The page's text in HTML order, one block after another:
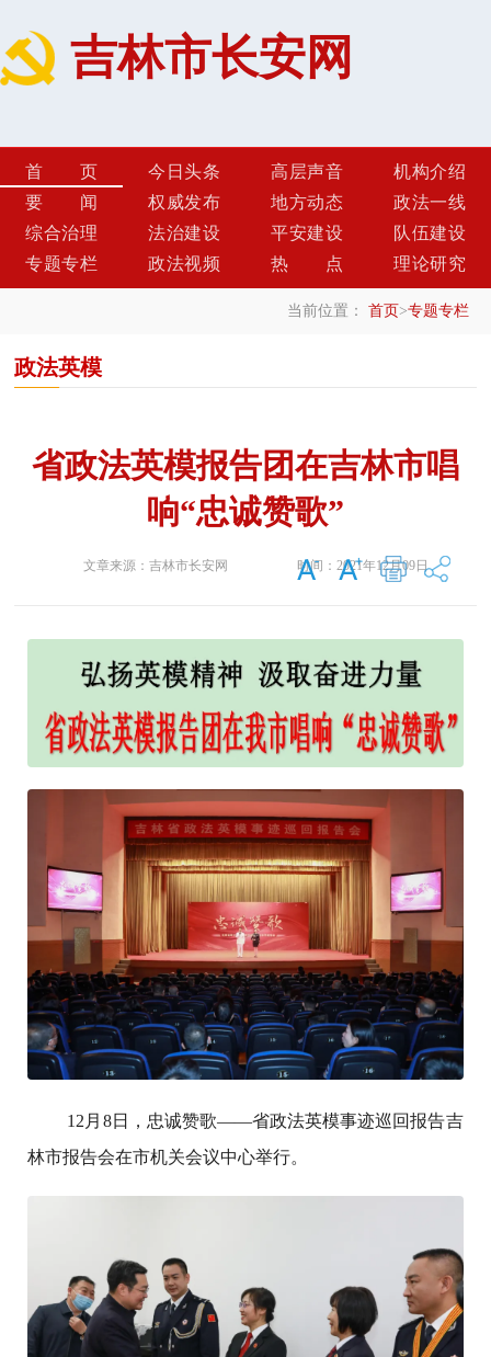
吉林市长安网
首页 今日头条 高层声音
机构介绍
要闻
权威发布 地方动态
政法一线
综合治理
法治建设 平安建设
队伍建设
专题专栏
政法视频 热点 理论研究
当前位置： 首页>专题专栏
政法英模
省政法英模报告团在吉林市唱
响“忠诚赞歌”
文章来源：吉林市长安网 时间：2021年12月09日
12月8日，忠诚赞歌——省政法英模事迹巡回报告吉
林市报告会在市机关会议中心举行。